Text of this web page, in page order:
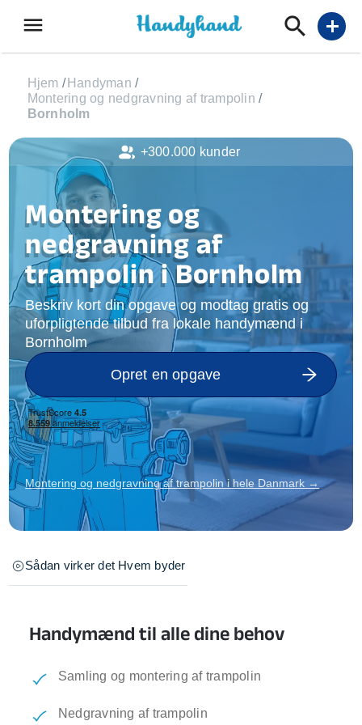
menu add
Hjem / Handyman /
Montering og nedgravning af trampolin /
Bornholm
Montering og
nedgravning af
trampolin i Bornholm
Beskriv kort din opgave og modtag gratis og
uforpligtende tilbud fra lokale handymænd i
Bornholm
Opret en opgave
Montering og nedgravning af trampolin i hele Danmark →
Sådan virker det Hvem byder
Handymænd til alle dine behov
Samling og montering af trampolin
Nedgravning af trampolin
+300.000 kunder